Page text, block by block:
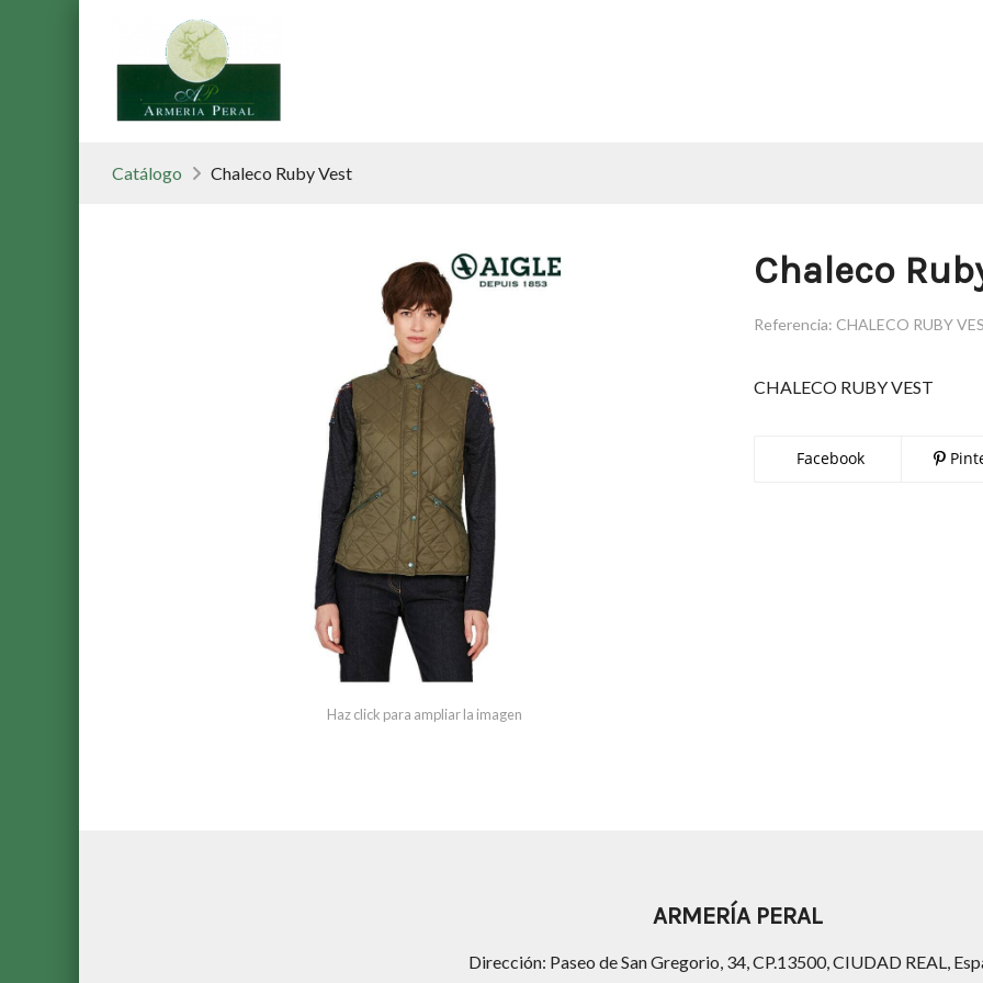
Catálogo Chaleco Ruby Vest
Haz click para ampliar la imagen
Chaleco
Referencia: CHALECO RUBY
CHALECO RUBY VEST
Facebook
ARMERÍA PERAL
Dirección: Paseo de San Gregorio, 34, CP.13500, CIUDAD REAL,